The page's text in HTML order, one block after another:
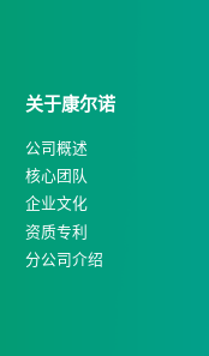
关于康尔诺
公司概述
核心团队
企业文化
资质专利
分公司介绍